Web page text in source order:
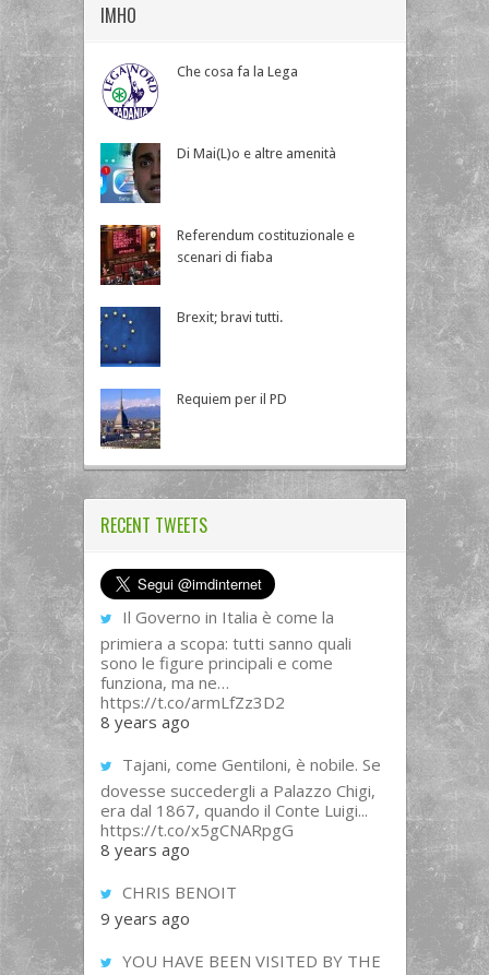
IMHO
Che cosa fa la Lega
Di Mai(L)o e altre amenità
Referendum costituzionale e
scenari di fiaba
Brexit; bravi tutti.
Requiem per il PD
RECENT TWEETS
Il Governo in Italia è come la
primiera a scopa: tutti sanno quali
sono le figure principali e come
funziona, ma ne…
https://t.co/armLfZz3D2
8 years ago
Tajani, come Gentiloni, è nobile. Se
dovesse succedergli a Palazzo Chigi,
era dal 1867, quando il Conte Luigi...
https://t.co/x5gCNARpgG
8 years ago
CHRIS BENOIT
9 years ago
YOU HAVE BEEN VISITED BY THE